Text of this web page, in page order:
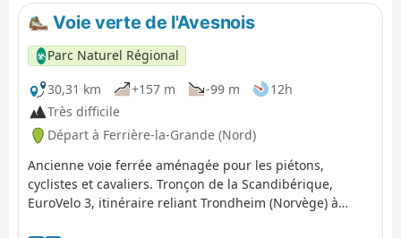
Voie verte de l'Avesnois
Parc Naturel Régional
30,31 km
+157 m -99 m
12h
Très difficile
Départ à Ferrière-la-Grande (Nord)
Ancienne voie ferrée aménagée pour les piétons,
cyclistes et cavaliers. Tronçon de la Scandibérique,
EuroVelo 3, itinéraire reliant Trondheim (Norvège) à